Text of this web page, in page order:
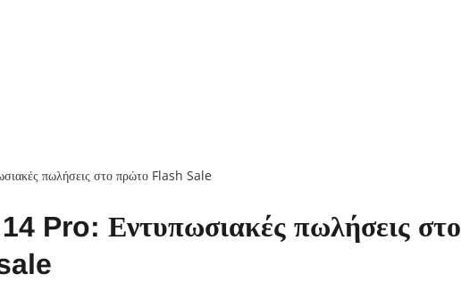
Pro: Εντυπωσιακές πωλήσεις στο